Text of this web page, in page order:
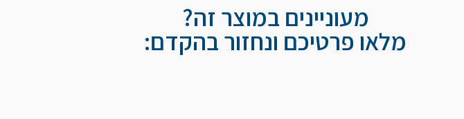
מעוניינים במוצר זה?
מלאו פרטיכם ונחזור בהקדם: